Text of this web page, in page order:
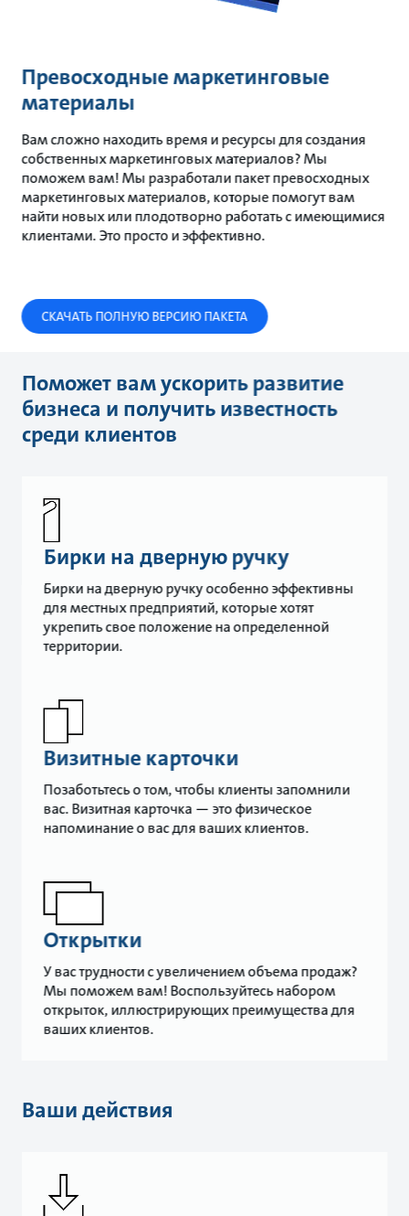
Превосходные маркетинговые
материалы
Вам сложно находить время и ресурсы для создания
собственных маркетинговых материалов? Мы
поможем вам! Мы разработали пакет превосходных
маркетинговых материалов, которые помогут вам
найти новых или плодотворно работать с имеющимися
клиентами. Это просто и эффективно.
СКАЧАТЬ ПОЛНУЮ ВЕРСИЮ ПАКЕТА
Поможет вам ускорить развитие
бизнеса и получить известность
среди клиентов
Бирки на дверную ручку
Бирки на дверную ручку особенно эффективны
для местных предприятий, которые хотят
укрепить свое положение на определенной
территории.
Визитные карточки
Позаботьтесь о том, чтобы клиенты запомнили
вас. Визитная карточка — это физическое
напоминание о вас для ваших клиентов.
Открытки
У вас трудности с увеличением объема продаж?
Мы поможем вам! Воспользуйтесь набором
открыток, иллюстрирующих преимущества для
ваших клиентов.
Ваши действия